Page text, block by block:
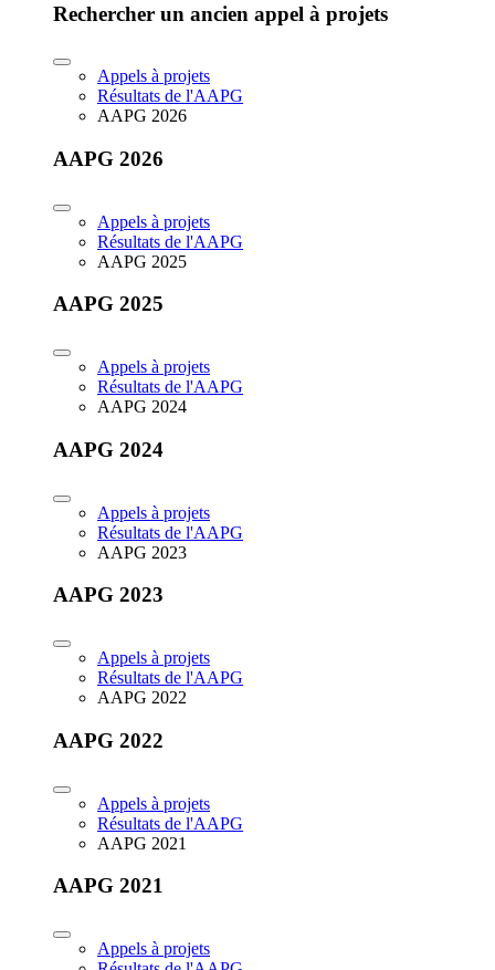
Rechercher un ancien appel à projets
Appels à projets
Résultats de l'AAPG
AAPG 2026
AAPG 2026
Appels à projets
Résultats de l'AAPG
AAPG 2025
AAPG 2025
Appels à projets
Résultats de l'AAPG
AAPG 2024
AAPG 2024
Appels à projets
Résultats de l'AAPG
AAPG 2023
AAPG 2023
Appels à projets
Résultats de l'AAPG
AAPG 2022
AAPG 2022
Appels à projets
Résultats de l'AAPG
AAPG 2021
AAPG 2021
Appels à projets